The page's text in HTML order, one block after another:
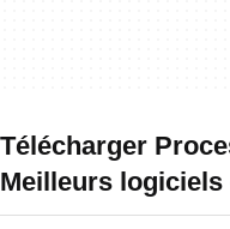
Télécharger
Meilleurs